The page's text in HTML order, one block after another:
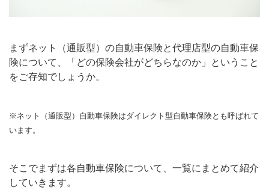
まずネット（通販型）の自動車保険と代理店型の自動車保
険について、「どの保険会社がどちらなのか」ということ
をご存知でしょうか。
※ネット（通販型）自動車保険はダイレクト型自動車保険とも呼ばれて
います。
そこでまずは各自動車保険について、一覧にまとめて紹介
していきます。